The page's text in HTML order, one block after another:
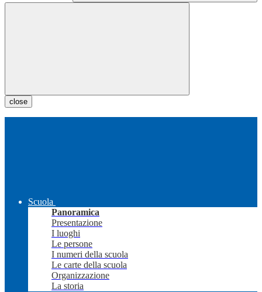
close
Scuola
Panoramica
Presentazione
I luoghi
Le persone
I numeri della scuola
Le carte della scuola
Organizzazione
La storia